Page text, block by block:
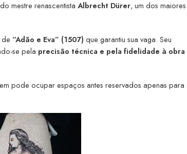
mestre renascentista Albrecht Dürer, um dos maiores
de “Adão e Eva” (1507) que garantiu sua vaga. Seu
se pela precisão técnica e pela fidelidade à obra
pode ocupar espaços antes reservados apenas para